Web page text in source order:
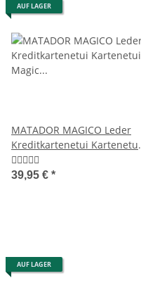
AUF LAGER
MATADOR MAGICO Leder
Kreditkartenetui Kartenetui
Magic Wallet RFID
39,95 € *
AUF LAGER